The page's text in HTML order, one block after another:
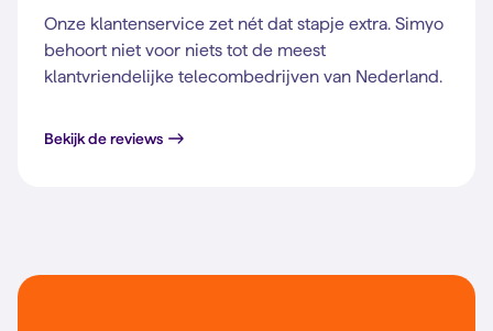
Onze klantenservice zet nét dat stapje extra. Simyo
behoort niet voor niets tot de meest
klantvriendelijke telecombedrijven van Nederland.
Bekijk de reviews